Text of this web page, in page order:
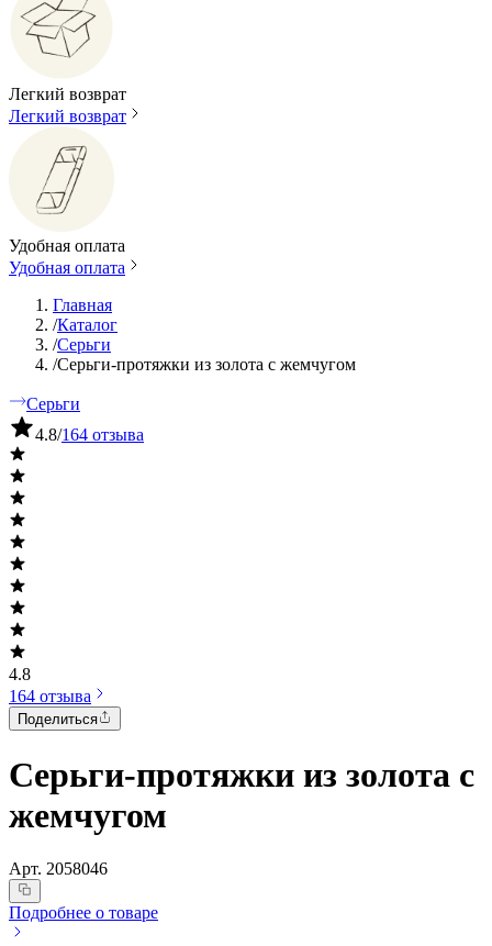
Легкий возврат
Легкий возврат
Удобная оплата
Удобная оплата
Главная
/Каталог
/Серьги
/Серьги-протяжки из золота с жемчугом
Серьги
4.8/164 отзыва
4.8
164 отзыва
Поделиться
Серьги-протяжки из золота с
жемчугом
Арт. 2058046
Подробнее о товаре